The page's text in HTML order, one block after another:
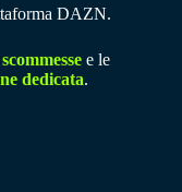
DAZN.
e le
dedicata.